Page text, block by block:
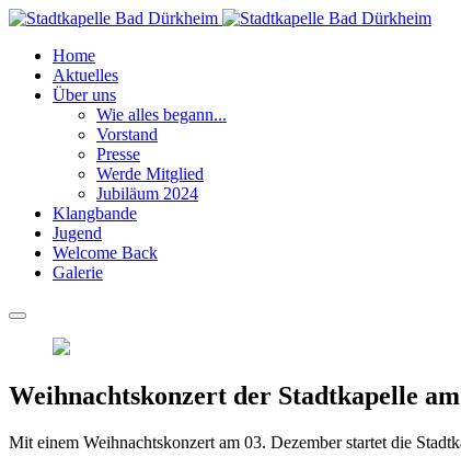
Home
Aktuelles
Über uns
Wie alles begann...
Vorstand
Presse
Werde Mitglied
Jubiläum 2024
Klangbande
Jugend
Welcome Back
Galerie
Weihnachtskonzert der Stadtkapelle
Mit einem Weihnachtskonzert am 03. Dezember startet die